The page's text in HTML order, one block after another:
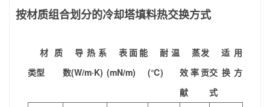
按材质组合划分的冷却塔填料热交换方式
材质
类型
导热系
数(W/m·K)
表面能
(mN/m)
耐温
(℃)
蒸发
效率贡
献
适用
交换方
式